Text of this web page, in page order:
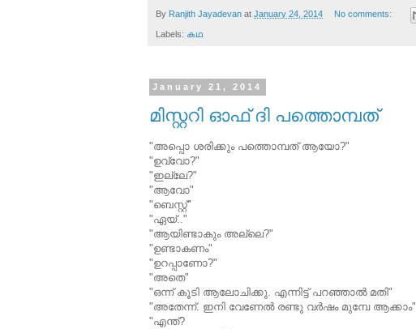
By Ranjith Jayadevan at January 24, 2014 No comments:
Labels: കഥ
January 21, 2014
മിസ്റ്ററി ഓഫ് ദി പത്തൊമ്പത്
"അപ്പൊ ശരിക്കും പത്തൊമ്പത് ആയോ?"
"ഉവ്വോ?"
"ഇല്ലേ?"
"ആവോ"
"ബെസ്റ്റ്"
"ഏയ്.."
"ആയിണ്ടാകും അല്ലെ?"
"ഉണ്ടാകണം"
"ഉറപ്പാണോ?"
"അതെ"
"ഒന്ന് കൂടി ആലോചിക്കു. എന്നിട്ട് പറഞ്ഞാല്‍ മതി"
"അതേന്ന്‍. ഇനി വേണേല്‍ രണ്ടു വര്‍ഷം മുമ്പേ ആക്കാം"
"എന്ത്?